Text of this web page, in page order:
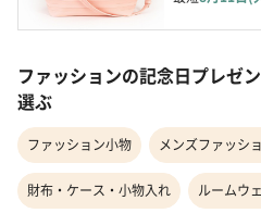
ファッションの記念日プレゼ
選ぶ
ファッション小物 メンズファッシ
財布・ケース・小物入れ ルームウ